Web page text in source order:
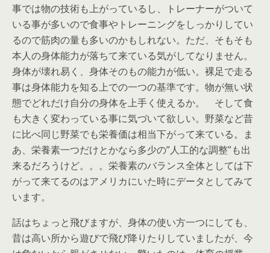
事では物の技術も上がっているし、トレーナーがついて
いる事が多いので食事やトレーニングをしっかりしてい
るので筋肉の量も多いのかもしれない。ただ、そもそも
本人の身体能力が落ちて来ている気がしてなりません。
身体が壊れ易く、身体そのもの能力が低い。裸足で走る
事は身体能力を知る上での一つの基準です。物が無い状
態でどれだけ自分の身体を上手く使えるか。 そして食
も大きく変わっている事に気づいて欲しい。野菜など昔
に比べ同じ野菜でも栄養価は相当下がって来ている。ま
あ、栄養素一つだけとかなら多少の”人工的な調整”も出
来るだろうけど。。。栄養素のバランス全体としては下
がって来てるのはアメリカにいた時にデータとしてみて
います。
話はちょっと飛びますが、身体の使い方一つにしても、
昔は高い所から遊びで飛び降りたりしていましたが、今